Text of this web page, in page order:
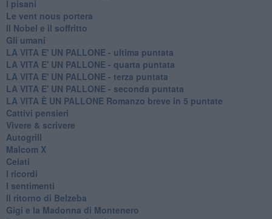
I pisani
Le vent nous portera
Il Nobel e il soffritto
Gli umani
LA VITA E' UN PALLONE - ultima puntata
LA VITA E' UN PALLONE - quarta puntata
LA VITA E' UN PALLONE - terza puntata
LA VITA E' UN PALLONE - seconda puntata
LA VITA È UN PALLONE Romanzo breve in 5 puntate
Cattivi pensieri
Vivere & scrivere
Autogrill
Malcom X
Celati
I ricordi
I sentimenti
Il ritorno di Belzeba
Gigi e la Madonna di Montenero